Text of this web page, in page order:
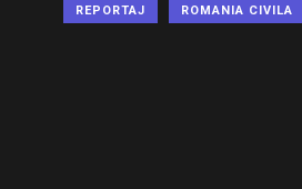
REPORTAJ ROMANIA CIVILA